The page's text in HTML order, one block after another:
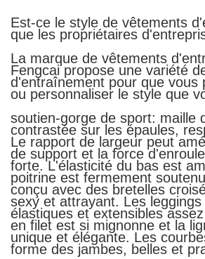
Est-ce le style de vêtements
que les propriétaires
La marque de vêtements
Fengcai propose une variété
d'entraînement pour que vous
ou personnaliser le style que
soutien-gorge de sport: maille
contrastée sur les épaules,
Le rapport de largeur peut
de support et la force
forte. L'élasticité du bas est
poitrine est fermement
conçu avec des bretelles
sexy et attrayant. Les
élastiques et extensibles
en filet est si mignonne et la
unique et élégante. Les
forme des jambes, belles et